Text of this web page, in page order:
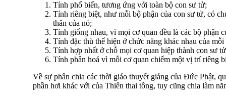
Tính phổ biến, tương ứng với toàn bộ con sư tử;
Tính riêng biệt, như mỗi bộ phận của con sư tử, có
thân của nó;
Tính giống nhau, vì mọi cơ quan đều là các bộ phận
Tính đặc thù thể hiện ở chức năng khác nhau của mỗi
Tính hợp nhất ở chỗ mọi cơ quan hiệp thành con sư
Tính phân hoá vì mỗi cơ quan chiếm một vị trí riêng
Về sự phân chia các thời giáo thuyết giảng của Ðức Phật,
phần hơi khác với của Thiên thai tông, tuy cũng chia làm